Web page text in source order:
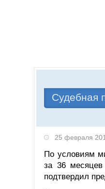
Судебная
25 февраля
По условиям
за 36
подтвердил